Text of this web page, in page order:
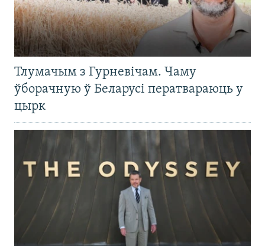
Тлумачым з Гурневічам. Чаму
ўборачную ў Беларусі ператвараюць у
цырк